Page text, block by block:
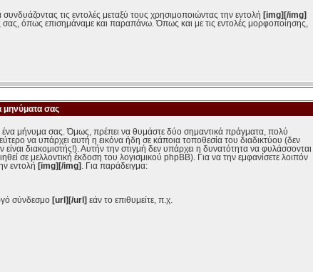
τις εντολές μεταξύ τους χρησιμοποιώντας την εντολή
[img][/img]
σας, όπως επισημάναμε και παραπάνω. Όπως και με τις εντολές μορφοποίησης,
μηνύματα σας
ένα μήνυμα σας. Όμως, πρέπει να θυμάστε δύο σημαντικά πράγματα, πολύ
να υπάρχει αυτή η εικόνα ήδη σε κάποια τοποθεσία του διαδικτύου (δεν
διακομιστής!). Αυτήν την στιγμή δεν υπάρχει η δυνατότητα να φυλάσσονται
σε μελλοντική έκδοση του λογισμικού phpBB). Για να την εμφανίσετε λοιπόν
εντολή
[img][/img]
. Για παράδειγμα:
σύνδεσμο [url][/url]
εάν το επιθυμείτε, π.χ.